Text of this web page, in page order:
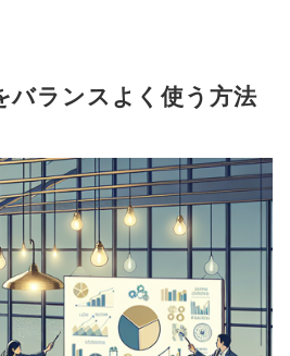
バランスよく使う方法